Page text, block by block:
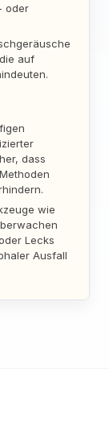
oder
auf
dass
wie
Lecks
Ausfall